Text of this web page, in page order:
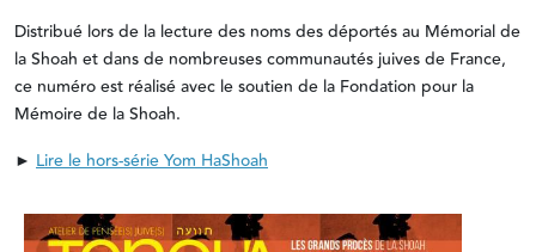
Distribué lors de la lecture des noms des déportés au Mémorial de
la Shoah et dans de nombreuses communautés juives de France,
ce numéro est réalisé avec le soutien de la Fondation pour la
Mémoire de la Shoah.
► Lire le hors-série Yom HaShoah